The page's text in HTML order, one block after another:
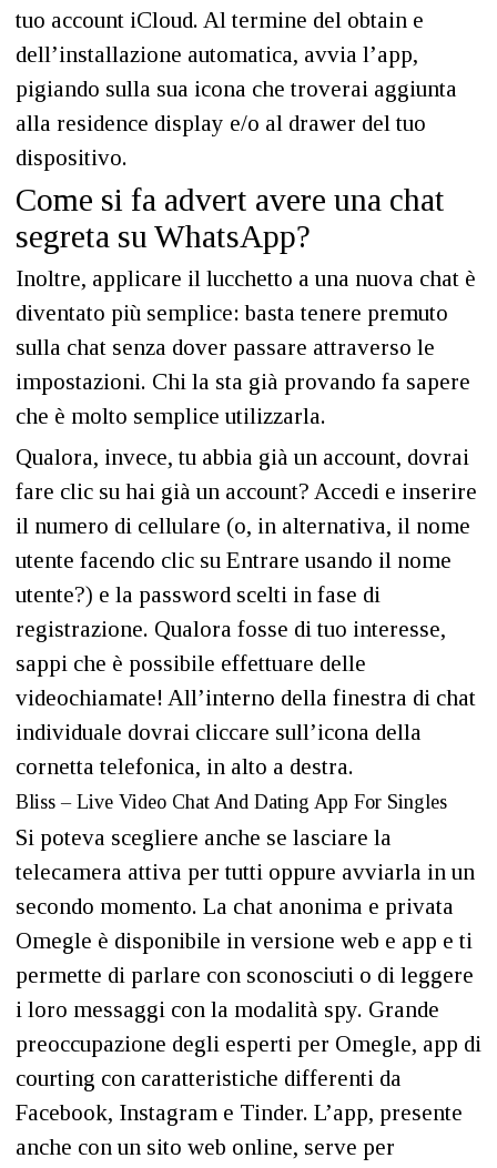
tuo account iCloud. Al termine del obtain e
dell’installazione automatica, avvia l’app,
pigiando sulla sua icona che troverai aggiunta
alla residence display e/o al drawer del tuo
dispositivo.
Come si fa advert avere una chat
segreta su WhatsApp?
Inoltre, applicare il lucchetto a una nuova chat è
diventato più semplice: basta tenere premuto
sulla chat senza dover passare attraverso le
impostazioni. Chi la sta già provando fa sapere
che è molto semplice utilizzarla.
Qualora, invece, tu abbia già un account, dovrai
fare clic su hai già un account? Accedi e inserire
il numero di cellulare (o, in alternativa, il nome
utente facendo clic su Entrare usando il nome
utente?) e la password scelti in fase di
registrazione. Qualora fosse di tuo interesse,
sappi che è possibile effettuare delle
videochiamate! All’interno della finestra di chat
individuale dovrai cliccare sull’icona della
cornetta telefonica, in alto a destra.
Bliss – Live Video Chat And Dating App For Singles
Si poteva scegliere anche se lasciare la
telecamera attiva per tutti oppure avviarla in un
secondo momento. La chat anonima e privata
Omegle è disponibile in versione web e app e ti
permette di parlare con sconosciuti o di leggere
i loro messaggi con la modalità spy. Grande
preoccupazione degli esperti per Omegle, app di
courting con caratteristiche differenti da
Facebook, Instagram e Tinder. L’app, presente
anche con un sito web online, serve per